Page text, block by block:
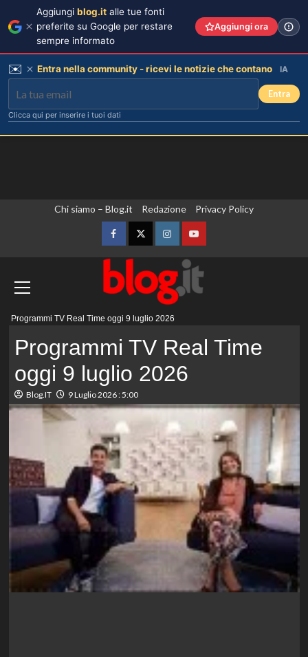
Chi siamo – Blog.it Redazione Privacy Policy
FacebookTwitterInstagramYouTube
Programmi TV Real Time oggi 9 luglio 2026
Programmi TV Real Time
oggi 9 luglio 2026
Blog.IT 9 Luglio 2026 : 5:00
Aggiungi blog.it alle tue fonti
preferite su Google per restare
sempre informato
Aggiungi ora
✉️ Entra nella community - ricevi le notizie che contano IA
Entra
Clicca qui per inserire i tuoi dati